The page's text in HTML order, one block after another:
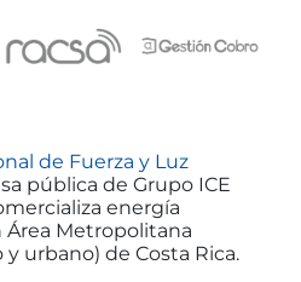
de Fuerza y Luz
pública de Grupo ICE
energía
Área Metropolitana
urbano) de Costa Rica.